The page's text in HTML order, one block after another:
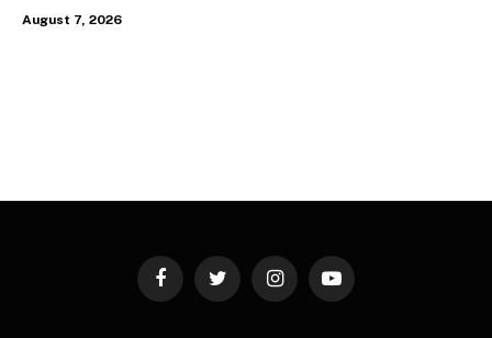
August 7, 2026
FacebookTwitter InstagramYouTube